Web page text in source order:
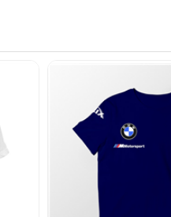
اسپرت است. رنگ قرمز آن به‌خوبی
مدرن می‌سازد؛ مخصوص کسانی
کنید و از خشک‌کن با حرارت